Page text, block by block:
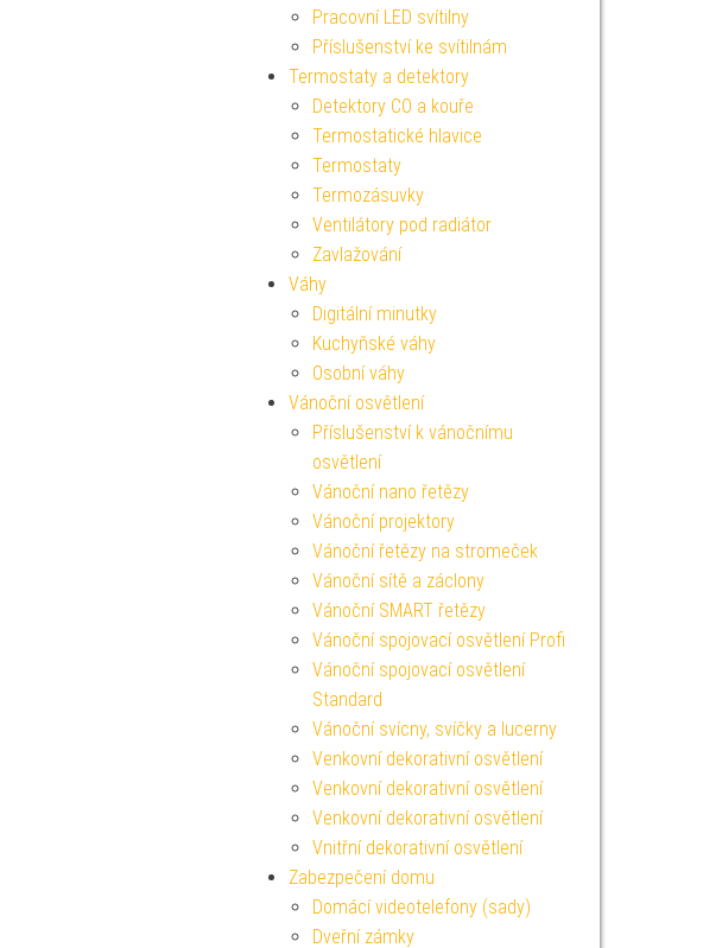
Pracovní LED svítilny
Příslušenství ke svítilnám
Termostaty a detektory
Detektory CO a kouře
Termostatické hlavice
Termostaty
Termozásuvky
Ventilátory pod radiátor
Zavlažování
Váhy
Digitální minutky
Kuchyňské váhy
Osobní váhy
Vánoční osvětlení
Příslušenství k vánočnímu
osvětlení
Vánoční nano řetězy
Vánoční projektory
Vánoční řetězy na stromeček
Vánoční sítě a záclony
Vánoční SMART řetězy
Vánoční spojovací osvětlení Profi
Vánoční spojovací osvětlení
Standard
Vánoční svícny, svíčky a lucerny
Venkovní dekorativní osvětlení
Venkovní dekorativní osvětlení
Venkovní dekorativní osvětlení
Vnitřní dekorativní osvětlení
Zabezpečení domu
Domácí videotelefony (sady)
Dveřní zámky